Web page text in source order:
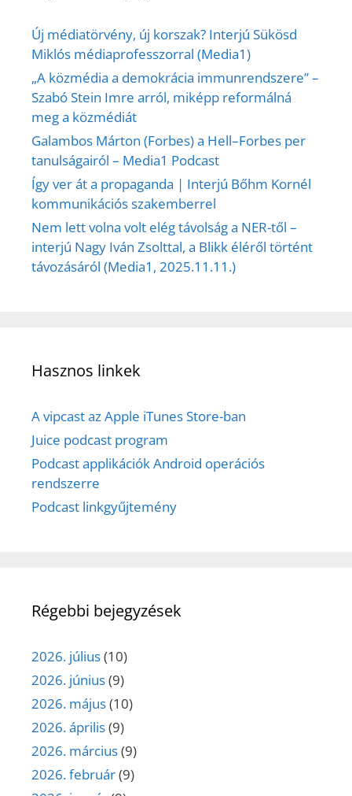
Új médiatörvény, új korszak? Interjú Sükösd
Miklós médiaprofesszorral (Media1)
„A közmédia a demokrácia immunrendszere” –
Szabó Stein Imre arról, miképp reformálná
meg a közmédiát
Galambos Márton (Forbes) a Hell–Forbes per
tanulságairól – Media1 Podcast
Így ver át a propaganda | Interjú Bőhm Kornél
kommunikációs szakemberrel
Nem lett volna volt elég távolság a NER-től –
interjú Nagy Iván Zsolttal, a Blikk éléről történt
távozásáról (Media1, 2025.11.11.)
Hasznos linkek
A vipcast az Apple iTunes Store-ban
Juice podcast program
Podcast applikációk Android operációs
rendszerre
Podcast linkgyűjtemény
Régebbi bejegyzések
2026. július(10)
2026. június(9)
2026. május(10)
2026. április(9)
2026. március(9)
2026. február(9)